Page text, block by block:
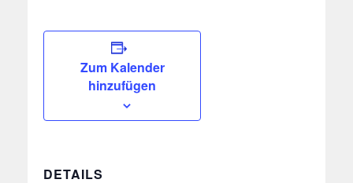
Zum Kalender
hinzufügen
DETAILS